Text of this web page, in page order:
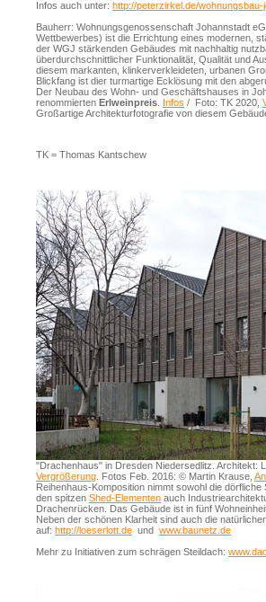
Infos auch unter: http://peterzirkel.de/wohnungsbau-
Bauherr: Wohnungsgenossenschaft Johannstadt
Wettbewerbes) ist die Errichtung eines modernen,
der WGJ stärkenden Gebäudes mit nachhaltig
überdurchschnittlicher Funktionalität, Qualität und
diesem markanten, klinkerverkleideten, urbanen
Blickfang ist dier turmartige Ecklösung mit den
Der Neubau des Wohn- und Geschäftshauses in
renommierten Erlweinpreis Infos / Foto: TK 2020,
Großartige Architekturfotografie von diesem
TK = Thomas Kantschew
"Drachenhaus" in Dresden Niedersedlitz. Architekt:
Vergrößerung . Fotos Feb. 2016: © Martin Krause,
Reihenhaus-Komposition nimmt sowohl die
den spitzen Shed-Elementen auch
Drachenrücken. Das Gebäude ist in fünf
Neben der schönen Klarheit sind auch die
auf: http://loeserlott.de und www.baunetz.de
Mehr zu Initiativen zum schrägen Steildach: